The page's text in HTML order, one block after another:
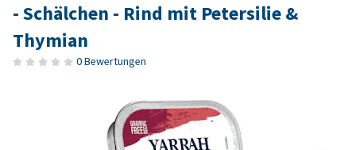
- Schälchen - Rind mit Petersilie &
Thymian
0 Bewertungen